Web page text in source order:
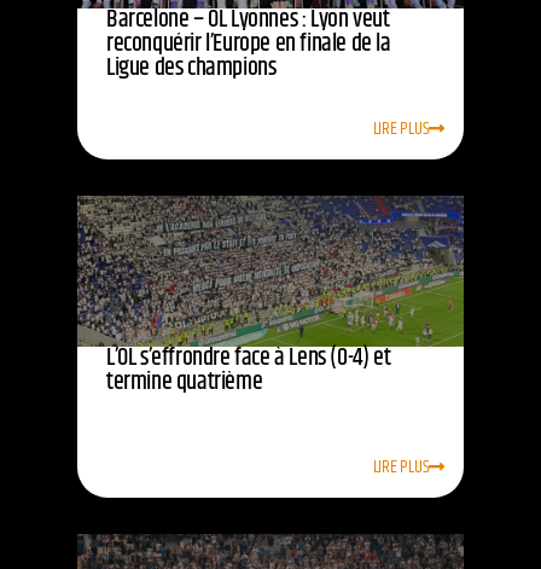
Barcelone – OL Lyonnes : Lyon veut
reconquérir l’Europe en finale de la
Ligue des champions
LIRE PLUS
L’OL s’effrondre face à Lens (0-4) et
termine quatrième
LIRE PLUS